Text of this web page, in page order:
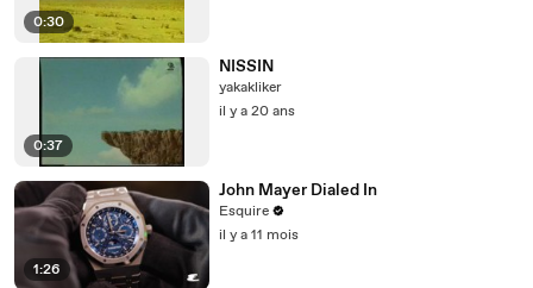
0:30
0:37
NISSIN
yakakliker
il y a 20 ans
1:26
John Mayer Dialed In
Esquire
il y a 11 mois